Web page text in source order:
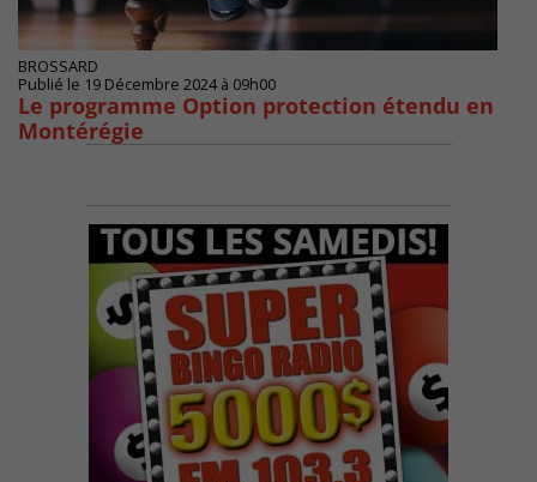
BROSSARD
Publié le 19 Décembre 2024 à 09h00
Le programme Option protection étendu en
Montérégie